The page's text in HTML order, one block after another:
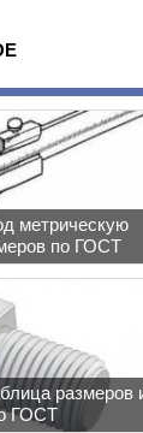
метрическую
по ГОСТ
размеров
ГОСТ